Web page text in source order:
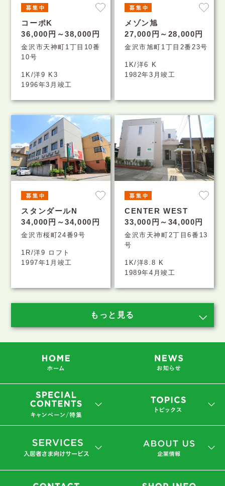
コーポK
36,000円～38,000円
金沢市天神町1丁目10番
10号
1K/洋9 K3
1996年3月竣工
メゾン旭
27,000円～28,000円
金沢市旭町1丁目2番23号
1K/洋6 K
1982年3月竣工
スタンダールN
34,000円～34,000円
金沢市桜町24番9号
1R/洋9 ロフト
1997年1月竣工
CENTER WEST
33,000円～34,000円
金沢市天神町2丁目6番13
号
1K/洋8.8 K
1989年4月竣工